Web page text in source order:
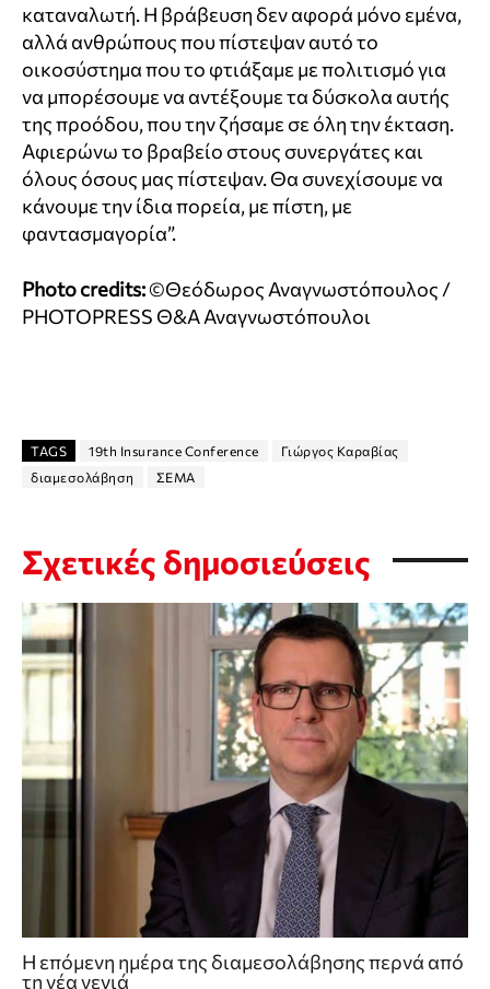
καταναλωτή. Η βράβευση δεν αφορά μόνο εμένα,
αλλά ανθρώπους που πίστεψαν αυτό το
οικοσύστημα που το φτιάξαμε με πολιτισμό για
να μπορέσουμε να αντέξουμε τα δύσκολα αυτής
της προόδου, που την ζήσαμε σε όλη την έκταση.
Αφιερώνω το βραβείο στους συνεργάτες και
όλους όσους μας πίστεψαν. Θα συνεχίσουμε να
κάνουμε την ίδια πορεία, με πίστη, με
φαντασμαγορία”.
Photo credits:©Θεόδωρος Αναγνωστόπουλος /
PHOTOPRESS Θ&Α Αναγνωστόπουλοι
TAGS 19th Insurance Conference
Γιώργος Καραβίας
διαμεσολάβηση
ΣΕΜΑ
Σχετικές δημοσιεύσεις
Η επόμενη ημέρα της διαμεσολάβησης περνά από
τη νέα γενιά